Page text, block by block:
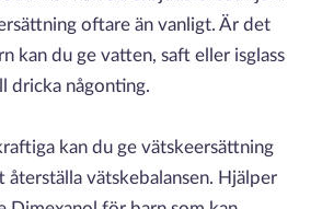
oftare än vanligt. Är det
kan du ge vatten, saft eller isglass
dricka någonting.
kan du ge vätskeersättning
återställa vätskebalansen. Hjälper